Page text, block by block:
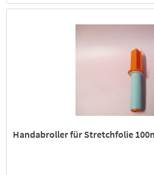
Handabroller für Stretchfolie